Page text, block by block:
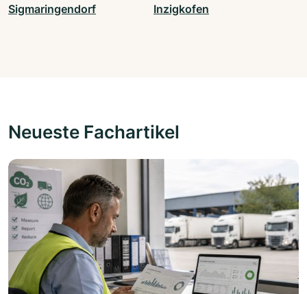
Sigmaringendorf Inzigkofen
Neueste Fachartikel